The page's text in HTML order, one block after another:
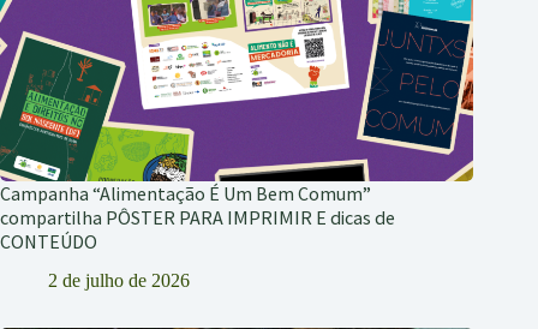
Campanha “Alimentação É Um Bem Comum”
compartilha PÔSTER PARA IMPRIMIR E dicas de
CONTEÚDO
2 de julho de 2026